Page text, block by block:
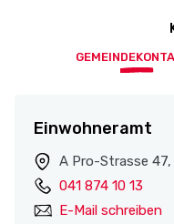
Einwohneramt
A Pro-Strasse
041 874 10 13
E-Mail schreiben